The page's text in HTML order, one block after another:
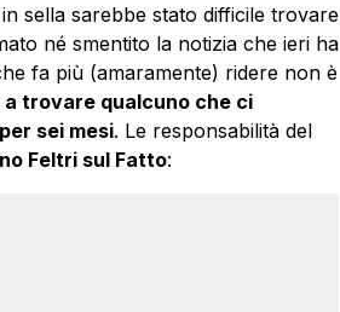
sella sarebbe stato difficile trovare
né smentito la notizia che ieri ha
fa più (amaramente) ridere non è
trovare qualcuno che ci
sei mesi. Le responsabilità del
Feltri sul Fatto: